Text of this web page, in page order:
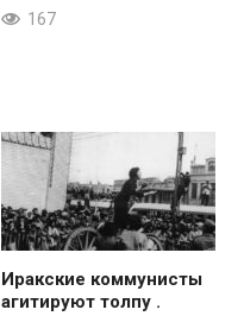
167
Иракские коммунисты
агитируют толпу .